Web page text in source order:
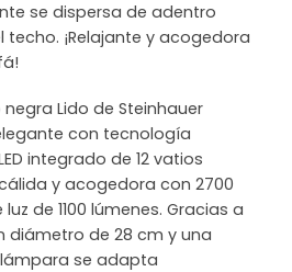
se dispersa de adentro
¡Relajante y acogedora
Lido de Steinhauer
con tecnología
integrado de 12 vatios
y acogedora con 2700
de 1100 lúmenes. Gracias a
diámetro de 28 cm y una
se adapta